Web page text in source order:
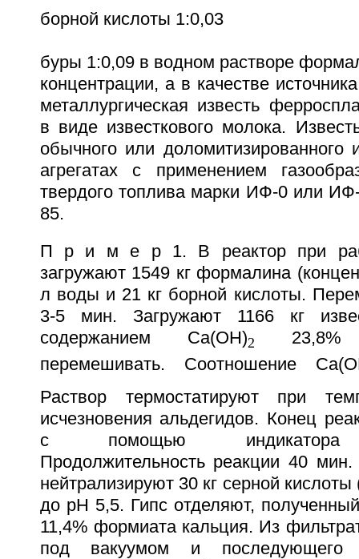
борной кислоты 1:0,03
буры 1:0,09 в водном растворе
концентрации, а в качестве
металлургическая известь
в виде известкового молока.
обычного или доломитизированного
агрегатах с применением
твердого топлива марки ИФ-0 или
85.
П р и м е р 1. В реактор при
загружают 1549 кг формалина
л воды и 21 кг борной кислоты.
3-5 мин. Загружают 1166 кг
содержанием Ca(OH)2
23,8%
перемешивать. Соотношение
Раствор термостатируют при
исчезновения альдегидов. Конец
с помощью индикатора
Продолжительность реакции 40
нейтрализируют 30 кг серной
до рН 5,5. Гипс отделяют,
11,4% формиата кальция. Из
под вакуумом и последующего